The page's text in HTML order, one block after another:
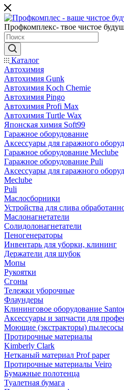
Профкомплекс- твое чистое
Каталог
Автохимия
Автохимия Gunk
Автохимия Koch Chemie
Автохимия Pingo
Автохимия Profi Max
Автохимия Turtle Wax
Японская химия Soft99
Гаражное оборудование
Аксессуары для гаражного
Гаражное оборудование Meclube
Гаражное оборудование Puli
Аксессуары для гаражного
Meclube
Puli
Маслосборники
Устройства для слива
Маслонагнетатели
Солидолонагнетатели
Пеногенераторы
Инвентарь для уборки, клининг
Держатели для шубок
Мопы
Рукоятки
Сгоны
Тележки уборочные
Флаундеры
Клининговое оборудование
Аксессуары и запчасти для
Моющие (экстракторы) пылесосы
Протирочные материалы
Kimberly Clark
Нетканый материал Prof paper
Протирочные материалы Veiro
Бумажные полотенца
Туалетная бумага